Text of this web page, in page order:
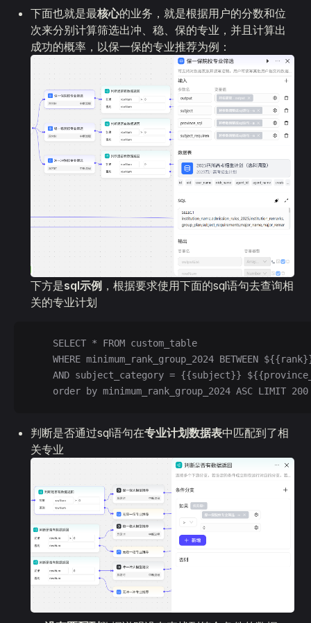
下面也就是最核心的业务，就是根据用户的分数和位
次来分别计算筛选出冲、稳、保的专业，并且计算出
成功的概率，以保一保的专业推荐为例：
下方是sql示例 ，根据要求使用下面的sql语句去查询相
关的专业计划
    SELECT * FROM custom_table
WHERE minimum_rank_group_2024 BETWEEN
AND subject_category = {{subject}}
    order by minimum_rank_group_2024 ASC LIMIT 200
判断是否通过sql语句在专业计划数据表中匹配到了相
关专业